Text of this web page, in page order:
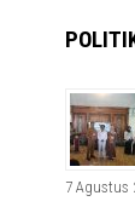
7 Agustus